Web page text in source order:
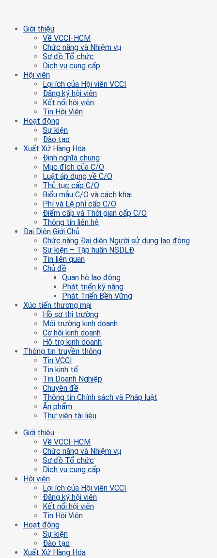
Giới thiệu
Về VCCI-HCM
Chức năng và Nhiệm vụ
Sơ đồ Tổ chức
Dịch vụ cung cấp
Hội viên
Lợi ích của Hội viên VCCI
Đăng ký hội viên
Kết nối hội viên
Tin Hội Viên
Hoạt động
Sự kiện
Đào tạo
Xuất Xứ Hàng Hóa
Định nghĩa chung
Mục đích của C/O
Luật áp dụng về C/O
Thủ tục cấp C/O
Biểu mẫu C/O và cách khai
Phí và Lệ phí cấp C/O
Điểm cấp và Thời gian cấp C/O
Thông tin liên hệ
Đại Diện Giới Chủ
Chức năng Đại diện Người sử dụng lao động
Sự kiện – Tập huấn NSDLĐ
Tin liên quan
Chủ đề
Quan hệ lao động
Phát triển kỹ năng
Phát Triển Bền Vững
Xúc tiến thương mại
Hồ sơ thị trường
Môi trường kinh doanh
Cơ hội kinh doanh
Hỗ trợ kinh doanh
Thông tin truyền thông
Tin VCCI
Tin kinh tế
Tin Doanh Nghiệp
Chuyên đề
Thông tin Chính sách và Pháp luật
Ấn phẩm
Thư viện tài liệu
Giới thiệu
Về VCCI-HCM
Chức năng và Nhiệm vụ
Sơ đồ Tổ chức
Dịch vụ cung cấp
Hội viên
Lợi ích của Hội viên VCCI
Đăng ký hội viên
Kết nối hội viên
Tin Hội Viên
Hoạt động
Sự kiện
Đào tạo
Xuất Xứ Hàng Hóa